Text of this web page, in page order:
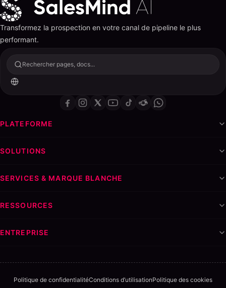
Transformez la prospection en votre canal de pipeline le plus
performant.
Rechercher pages, docs...
PLATEFORME
SOLUTIONS
SERVICES & MARQUE BLANCHE
RESSOURCES
ENTREPRISE
Politique de confidentialitéConditions d’utilisationPolitique des cookies